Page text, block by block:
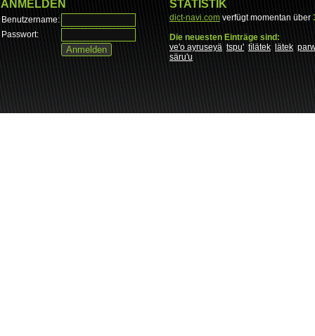
ANMELDEN
Benutzername:
Passwort:
STATISTIK
dict-navi.com verfügt momentan über
Die neuesten Einträge sind:
ve'o ayruseyä tspu' tìlätek lätek
säru'u